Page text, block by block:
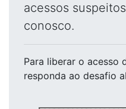
acessos
conosco.
Para liberar o acesso
responda ao desafio